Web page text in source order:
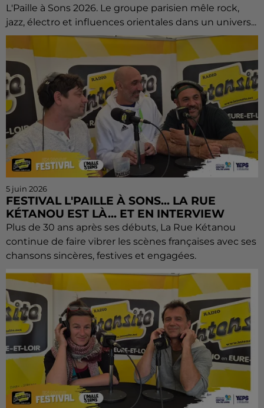
L'Paille à Sons 2026. Le groupe parisien mêle rock,
jazz, électro et influences orientales dans un univers...
5 juin 2026
FESTIVAL L'PAILLE À SONS... LA RUE
KÉTANOU EST LÀ... ET EN INTERVIEW
Plus de 30 ans après ses débuts, La Rue Kétanou
continue de faire vibrer les scènes françaises avec ses
chansons sincères, festives et engagées.